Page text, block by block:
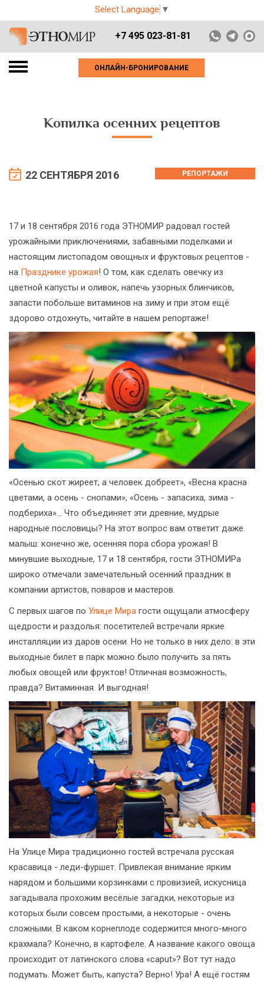
Select Language ▼
+7 495 023-81-81
ОНЛАЙН-БРОНИРОВАНИЕ
Копилка осенних рецептов
22 СЕНТЯБРЯ 2016 РЕПОРТАЖИ
17 и 18 сентября 2016 года ЭТНОМИР радовал гостей
урожайными приключениями, забавными поделками и
настоящим листопадом овощных и фруктовых рецептов -
на Празднике урожая! О том, как сделать овечку из
цветной капусты и оливок, напечь узорных блинчиков,
запасти побольше витаминов на зиму и при этом ещё
здорово отдохнуть, читайте в нашем репортаже!
«Осенью скот жиреет, а человек добреет», «Весна красна
цветами, а осень - снопами», «Осень - запасиха, зима -
подбериха»… Что объединяет эти древние, мудрые
народные пословицы? На этот вопрос вам ответит даже
малыш: конечно же, осенняя пора сбора урожая! В
минувшие выходные, 17 и 18 сентября, гости ЭТНОМИРа
широко отмечали замечательный осенний праздник в
компании артистов, поваров и мастеров.
С первых шагов по Улице Мира гости ощущали атмосферу
щедрости и раздолья: посетителей встречали яркие
инсталляции из даров осени. Но не только в них дело: в эти
выходные билет в парк можно было получить за пять
любых овощей или фруктов! Отличная возможность,
правда? Витаминная. И выгодная!
На Улице Мира традиционно гостей встречала русская
красавица - леди-фуршет. Привлекая внимание ярким
нарядом и большими корзинками с провизией, искусница
загадывала прохожим весёлые загадки, некоторые из
которых были совсем простыми, а некоторые - очень
сложными. В каком корнеплоде содержится много-много
крахмала? Конечно, в картофеле. А название какого овоща
происходит от латинского слова «caput»? Вот тут надо
подумать. Может быть, капуста? Верно! Ура! А ещё гостям